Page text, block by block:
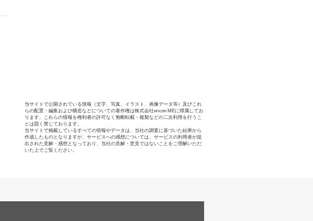
当サイトで公開されている情報（文字、写真、イラスト、画像データ等）及びこれ
らの配置・編集および構造などについての著作権は株式会社oricon MEに帰属してお
ります。これらの情報を権利者の許可なく無断転載・複製などの二次利用を行うこ
とは固く禁じております。
当サイトで掲載しているすべての情報やデータは、当社の調査に基づいた結果から
作成したものとなりますが、サービスへの感想については、サービスの利用者が提
出された見解・感想となっており、当社の見解・意見ではないことをご理解いただ
いた上でご覧ください。